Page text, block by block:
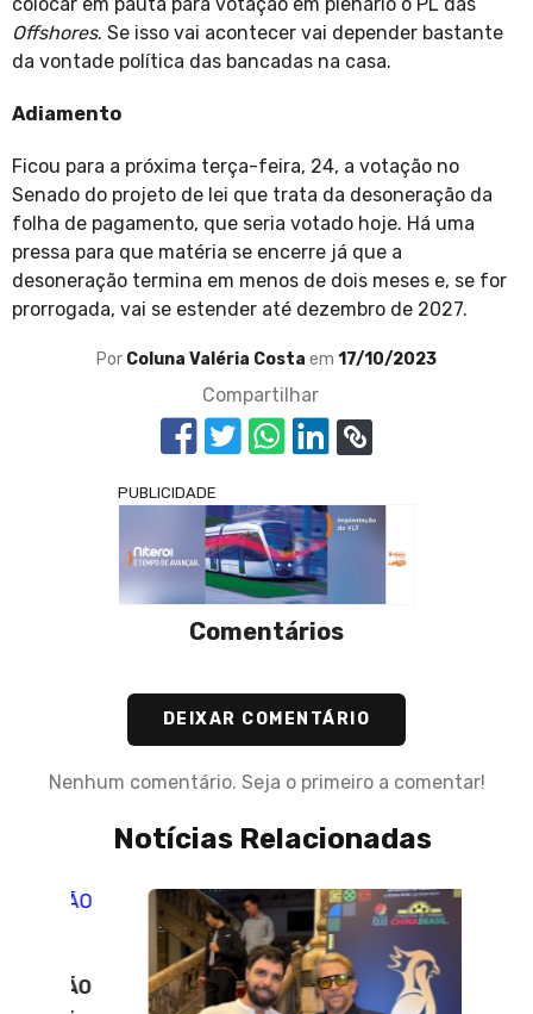
colocar em pauta para votação em plenário o PL das
Offshores. Se isso vai acontecer vai depender bastante
da vontade política das bancadas na casa.
Adiamento
Ficou para a próxima terça-feira, 24, a votação no
Senado do projeto de lei que trata da desoneração da
folha de pagamento, que seria votado hoje. Há uma
pressa para que matéria se encerre já que a
desoneração termina em menos de dois meses e, se for
prorrogada, vai se estender até dezembro de 2027.
Por Coluna Valéria Costa em 17/10/2023
Compartilhar
PUBLICIDADE
Comentários
DEIXAR COMENTÁRIO
Nenhum comentário. Seja o primeiro a comentar!
Notícias Relacionadas